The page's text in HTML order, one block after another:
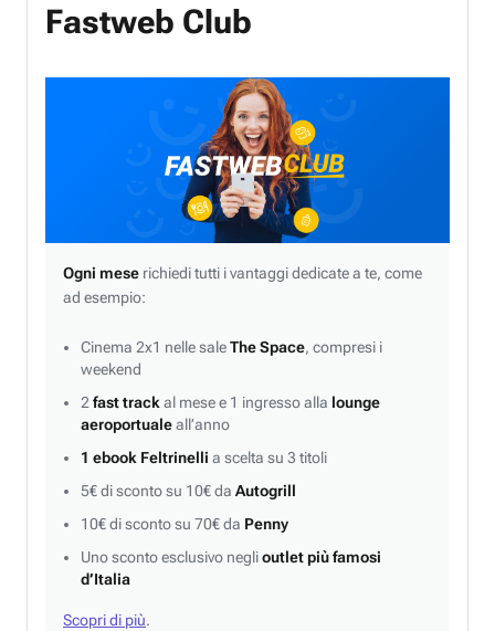
Fastweb Club
Ogni mese richiedi tutti i vantaggi dedicate a te, come
ad esempio:
Cinema 2x1 nelle saleThe Space, compresi i
weekend
2 fast track al mese e 1 ingresso alla lounge
aeroportualeall’anno
1 ebook Feltrinelli a scelta su 3 titoli
5€ di sconto su 10€ da Autogrill
10€ di sconto su 70€ da Penny
Uno sconto esclusivo neglioutlet più famosi
d’Italia
Scopri di più.